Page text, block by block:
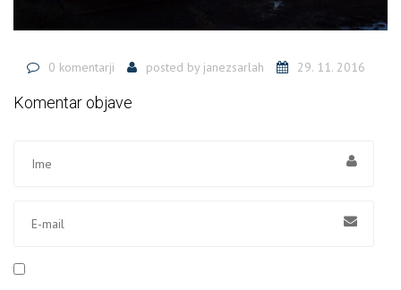
0 komentarji posted by janezsarlah 29. 11. 2016
Komentar objave